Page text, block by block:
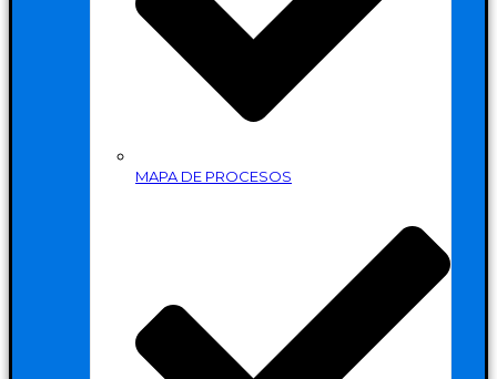
MAPA DE PROCESOS